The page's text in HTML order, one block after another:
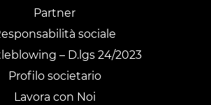
Partner
sociale
– D.lgs 24/2023
Profilo societario
Lavora con Noi